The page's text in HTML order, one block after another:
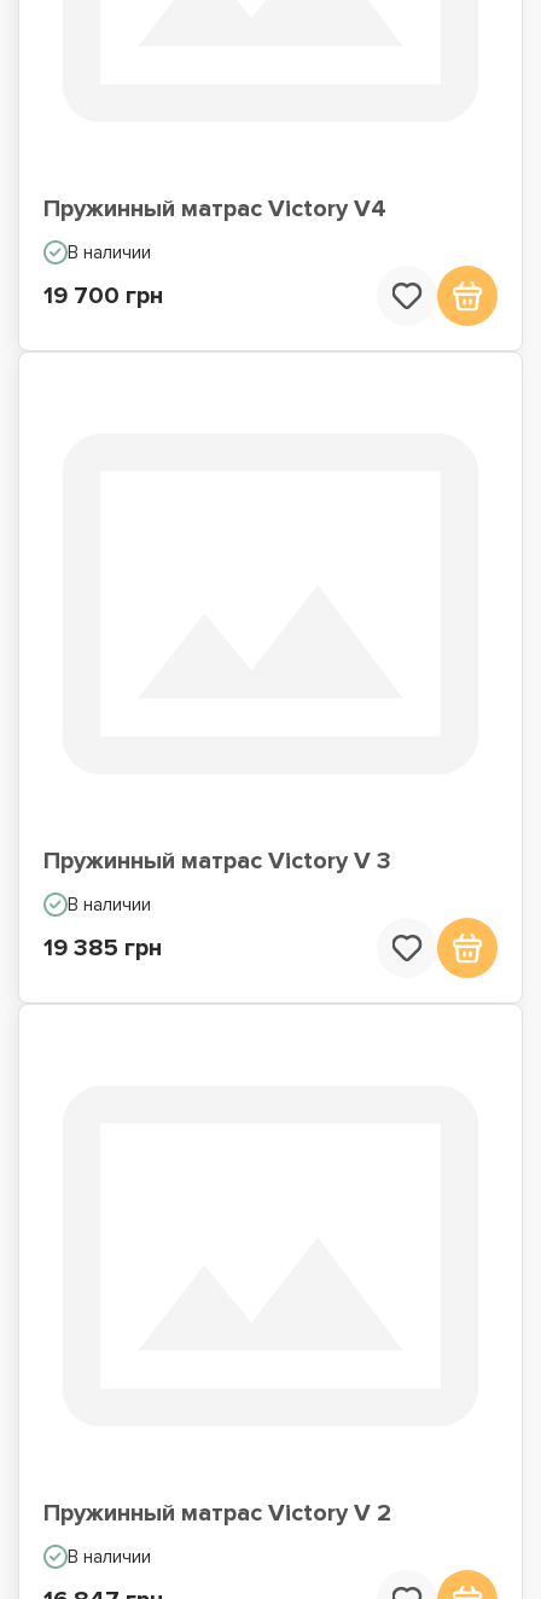
Пружинный матрас Victory V4
В наличии
19 700 грн
Пружинный матрас Victory V 3
В наличии
19 385 грн
Пружинный матрас Victory V 2
В наличии